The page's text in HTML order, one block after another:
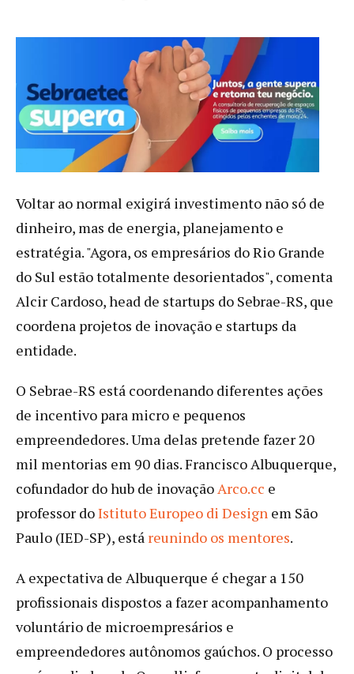
Voltar ao normal exigirá investimento não só de
dinheiro, mas de energia, planejamento e
estratégia. "Agora, os empresários do Rio Grande
do Sul estão totalmente desorientados", comenta
Alcir Cardoso, head de startups do Sebrae-RS, que
coordena projetos de inovação e startups da
entidade.
O Sebrae-RS está coordenando diferentes ações
de incentivo para micro e pequenos
empreendedores. Uma delas pretende fazer 20
mil mentorias em 90 dias. Francisco Albuquerque,
cofundador do hub de inovação Arco.cc e
professor doIstituto Europeo di Design em São
Paulo (IED-SP), está reunindo os mentores.
A expectativa de Albuquerque é chegar a 150
profissionais dispostos a fazer acompanhamento
voluntário de microempresários e
empreendedores autônomos gaúchos. O processo